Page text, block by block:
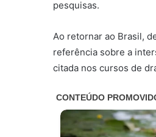
pesquisas.
Ao retornar ao Brasil,
referência sobre a
citada nos cursos de